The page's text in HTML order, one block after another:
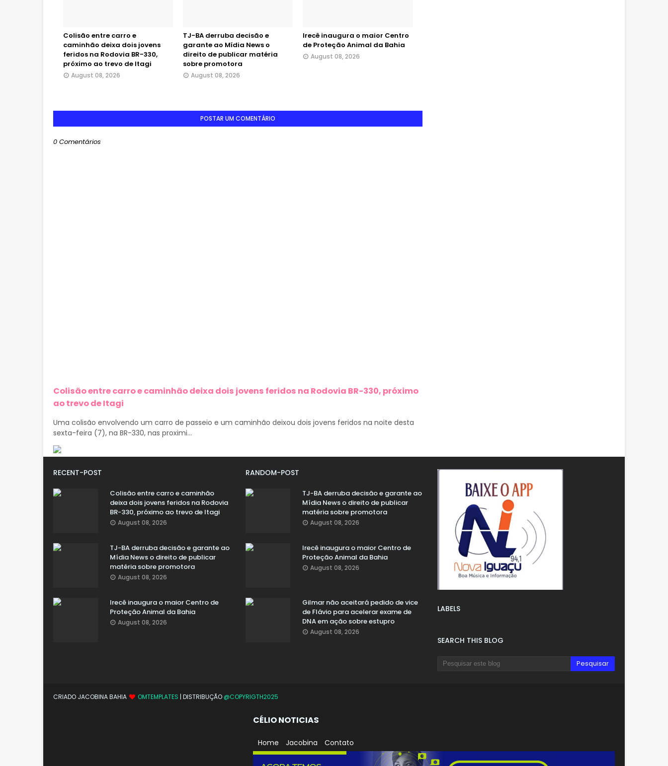
Colisão entre carro e
caminhão deixa dois jovens
feridos na Rodovia BR-330,
próximo ao trevo de Itagi
August 08, 2026
TJ-BA derruba decisão e
garante ao Mídia News o
direito de publicar matéria
sobre promotora
August 08, 2026
Irecê inaugura o maior Centro
de Proteção Animal da Bahia
August 08, 2026
POSTAR UM COMENTÁRIO
0 Comentários
Colisão entre carro e caminhão deixa dois jovens feridos na Rodovia BR-330, próximo
ao trevo de Itagi
Uma colisão envolvendo um carro de passeio e um caminhão deixou dois jovens feridos na noite desta
sexta-feira (7), na BR-330, nas proximi...
RECENT-POST
Colisão entre carro e caminhão
deixa dois jovens feridos na Rodovia
BR-330, próximo ao trevo de Itagi
August 08, 2026
TJ-BA derruba decisão e garante ao
Mídia News o direito de publicar
matéria sobre promotora
August 08, 2026
Irecê inaugura o maior Centro de
Proteção Animal da Bahia
August 08, 2026
RANDOM-POST
TJ-BA derruba decisão e garante ao
Mídia News o direito de publicar
matéria sobre promotora
August 08, 2026
Irecê inaugura o maior Centro de
Proteção Animal da Bahia
August 08, 2026
Gilmar não aceitará pedido de vice
de Flávio para acelerar exame de
DNA em ação sobre estupro
August 08, 2026
LABELS
SEARCH THIS BLOG
CRIADO JACOBINA BAHIA OMTEMPLATES | DISTRIBUÇÃO @COPYRIGTH2025
CÉLIO NOTICIAS
Home Jacobina Contato